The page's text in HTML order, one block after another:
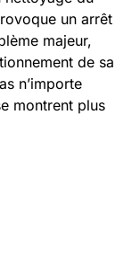
un arrêt
majeur,
de sa
n’importe
montrent plus